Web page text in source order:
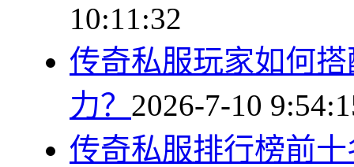
10:11:32
传奇私服玩家如何
力？ 2026-7-10
传奇私服排行榜前